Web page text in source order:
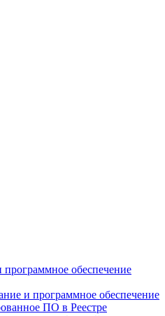
программное обеспечение
и программное обеспечение
ПО в Реестре